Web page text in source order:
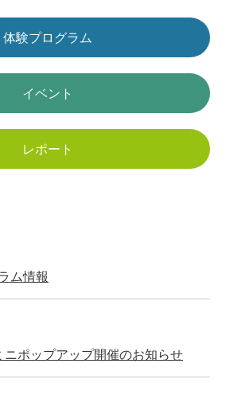
体験プログラム
イベント
レポート
ム情報
ポップアップ開催のお知らせ